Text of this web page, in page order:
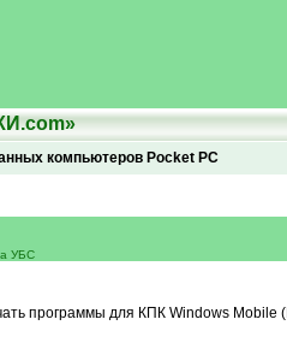
компьютеров Pocket PC
УБС
программы для КПК Windows Mobile